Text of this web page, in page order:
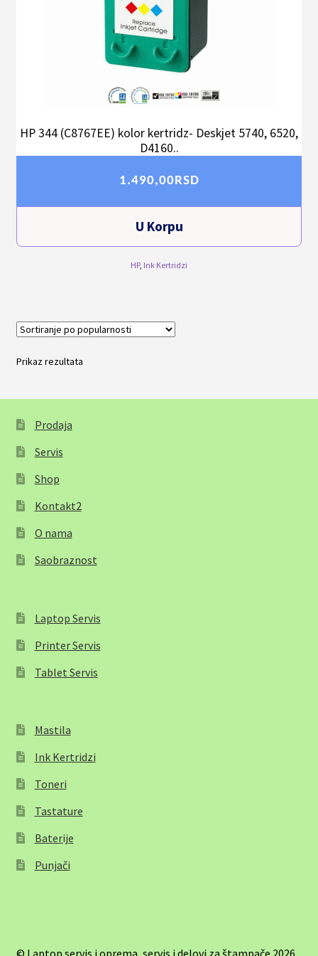
HP 344 (C8767EE) kolor kertridz- Deskjet 5740, 6520,
D4160..
1.490,00RSD
U Korpu
HP, Ink Kertridzi
Prikaz rezultata
Prodaja
Servis
Shop
Kontakt2
O nama
Saobraznost
Laptop Servis
Printer Servis
Tablet Servis
Mastila
Ink Kertridzi
Toneri
Tastature
Baterije
Punjači